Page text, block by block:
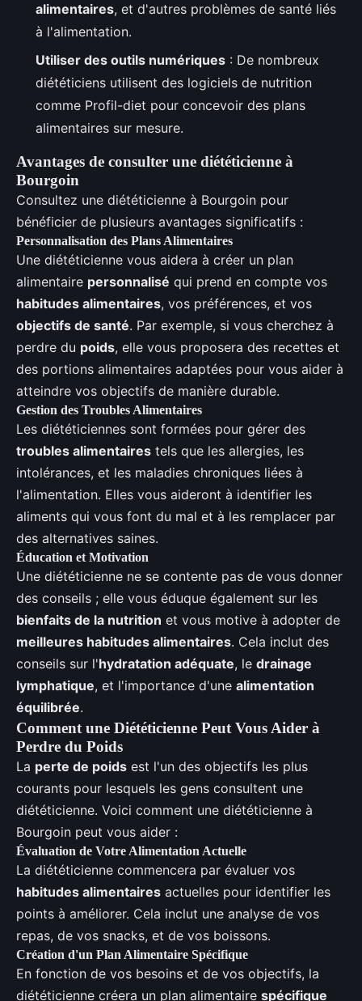
alimentaires, et d'autres problèmes de santé liés
à l'alimentation.
Utiliser des outils numériques : De nombreux
diététiciens utilisent des logiciels de nutrition
comme Profil-diet pour concevoir des plans
alimentaires sur mesure.
Avantages de consulter une diététicienne à
Bourgoin
Consultez une diététicienne à Bourgoin pour
bénéficier de plusieurs avantages significatifs :
Personnalisation des Plans Alimentaires
Une diététicienne vous aidera à créer un plan
alimentaire personnalisé qui prend en compte vos
habitudes alimentaires, vos préférences, et vos
objectifs de santé. Par exemple, si vous cherchez à
perdre du poids, elle vous proposera des recettes et
des portions alimentaires adaptées pour vous aider à
atteindre vos objectifs de manière durable.
Gestion des Troubles Alimentaires
Les diététiciennes sont formées pour gérer des
troubles alimentaires tels que les allergies, les
intolérances, et les maladies chroniques liées à
l'alimentation. Elles vous aideront à identifier les
aliments qui vous font du mal et à les remplacer par
des alternatives saines.
Éducation et Motivation
Une diététicienne ne se contente pas de vous donner
des conseils ; elle vous éduque également sur les
bienfaits de la nutrition et vous motive à adopter de
meilleures habitudes alimentaires. Cela inclut des
conseils sur l'hydratation adéquate, le drainage
lymphatique, et l'importance d'une alimentation
équilibrée.
Comment une Diététicienne Peut Vous Aider à
Perdre du Poids
La perte de poids est l'un des objectifs les plus
courants pour lesquels les gens consultent une
diététicienne. Voici comment une diététicienne à
Bourgoin peut vous aider :
Évaluation de Votre Alimentation Actuelle
La diététicienne commencera par évaluer vos
habitudes alimentaires actuelles pour identifier les
points à améliorer. Cela inclut une analyse de vos
repas, de vos snacks, et de vos boissons.
Création d'un Plan Alimentaire Spécifique
En fonction de vos besoins et de vos objectifs, la
diététicienne créera un plan alimentaire spécifique